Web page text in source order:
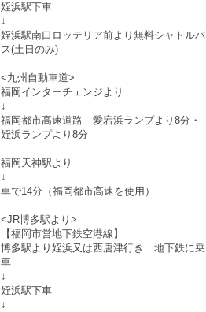
姪浜駅下車
↓
姪浜駅南口ロッテリア前より無料シャトルバ
ス(土日のみ)
<九州自動車道>
福岡インターチェンジより
↓
福岡都市高速道路 愛宕浜ランプより8分・
姪浜ランプより8分
福岡天神駅より
↓
車で14分（福岡都市高速を使用）
<JR博多駅より>
【福岡市営地下鉄空港線】
博多駅より姪浜又は西唐津行き 地下鉄に乗
車
↓
姪浜駅下車
↓